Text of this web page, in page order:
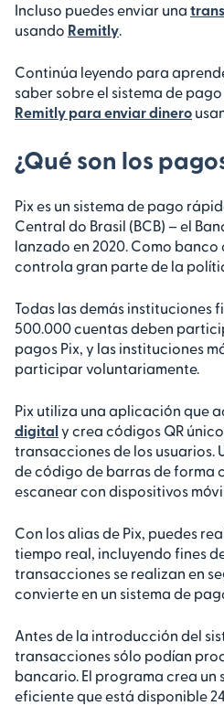
Incluso puedes enviar una
usando Remitly.
Continúa leyendo para
saber sobre el sistema de
Remitly para enviar dinero
¿Qué son los
Pix es un sistema de pago
Central do Brasil (BCB) – el
lanzado en 2020. Como banco
controla gran parte de la
Todas las demás instituciones
500.000 cuentas deben
pagos Pix, y las instituciones
participar voluntariamente.
Pix utiliza una aplicación que
digitaly crea códigos QR
transacciones de los usuarios.
de código de barras de forma
escanear con dispositivos
Con los alias de Pix, puedes
tiempo real, incluyendo fines
transacciones se realizan en
convierte en un sistema de
Antes de la introducción del
transacciones sólo podían
bancario. El programa crea un
eficiente que está disponible